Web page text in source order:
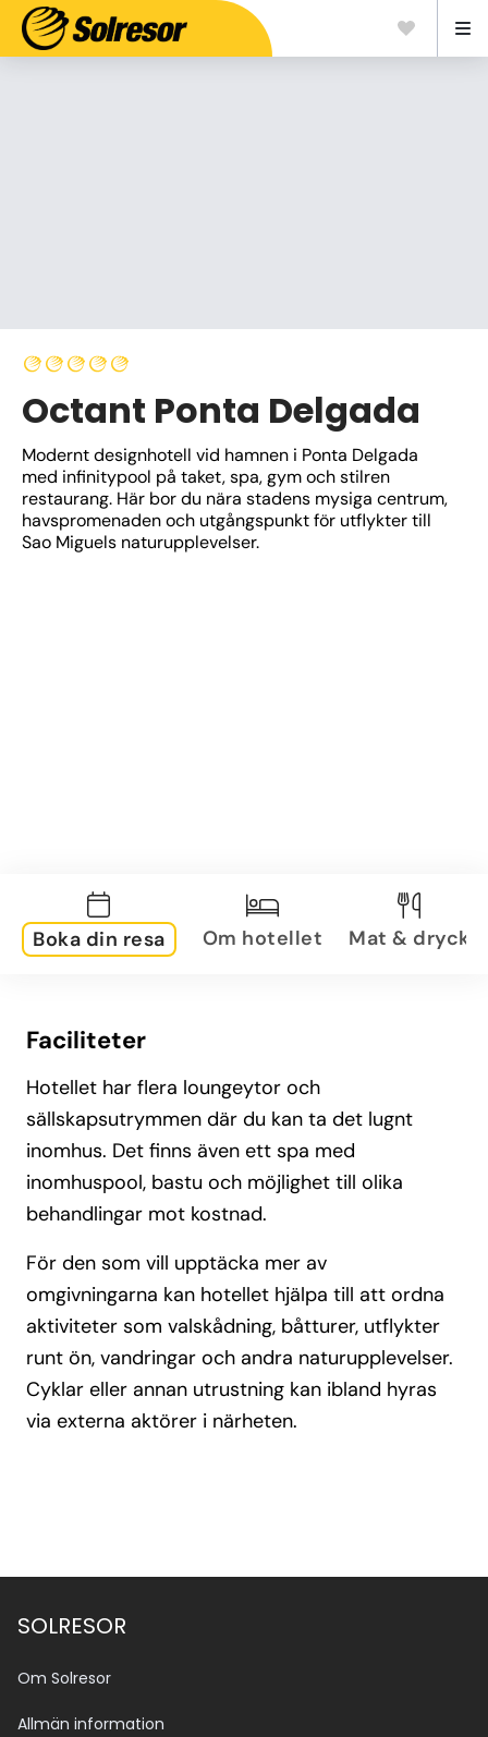
Octant Ponta Delgada
Modernt designhotell vid hamnen i Ponta Delgada
med infinitypool på taket, spa, gym och stilren
restaurang. Här bor du nära stadens mysiga centrum,
havspromenaden och utgångspunkt för utflykter till
Sao Miguels naturupplevelser.
Boka din resa Om hotellet Mat & dryck
Faciliteter
Hotellet har flera loungeytor och
sällskapsutrymmen där du kan ta det lugnt
inomhus. Det finns även ett spa med
inomhuspool, bastu och möjlighet till olika
behandlingar mot kostnad.
För den som vill upptäcka mer av
omgivningarna kan hotellet hjälpa till att ordna
aktiviteter som valskådning, båtturer, utflykter
runt ön, vandringar och andra naturupplevelser.
Cyklar eller annan utrustning kan ibland hyras
via externa aktörer i närheten.
SOLRESOR
Om Solresor
Allmän information